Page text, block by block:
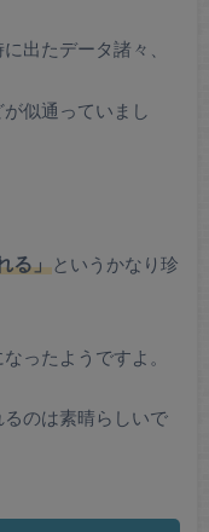
出たデータ諸々、
似通っていまし
る」というかなり珍
ったようですよ。
のは素晴らしいで